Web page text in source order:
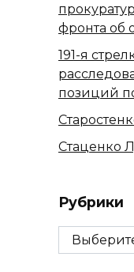
фронта об
191-я
позиций
Стаценко
Рубрики
Рубрики